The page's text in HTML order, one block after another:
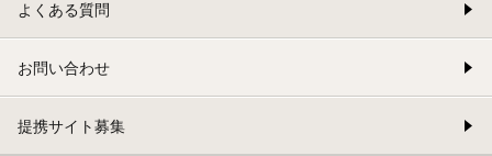
よくある質問
お問い合わせ
提携サイト募集